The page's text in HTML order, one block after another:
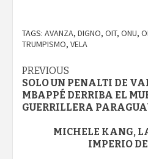
TAGS: AVANZA, DIGNO, OIT, ONU,
TRUMPISMO, VELA
Continue
Reading
PREVIOUS
SOLO UN PENALTI DE
MBAPPÉ DERRIBA EL
GUERRILLERA
MICHELE KANG,
IMPERIO